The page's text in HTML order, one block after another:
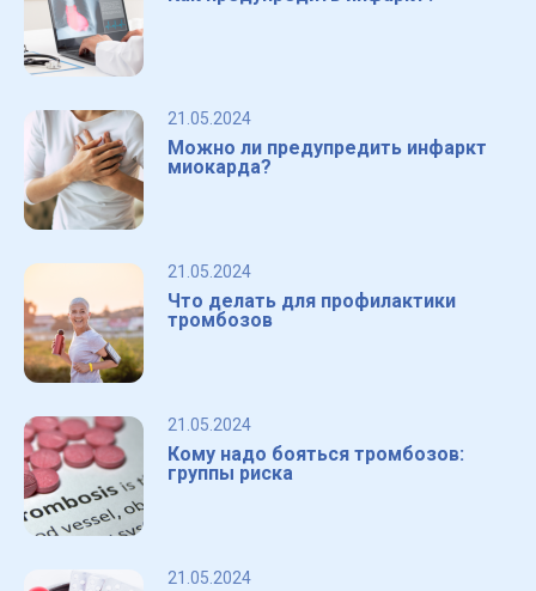
21.05.2024
Можно ли предупредить инфаркт
миокарда?
21.05.2024
Что делать для профилактики
тромбозов
21.05.2024
Кому надо бояться тромбозов:
группы риска
21.05.2024